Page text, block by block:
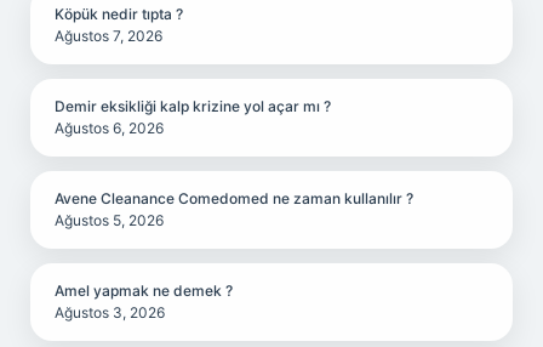
Köpük nedir tıpta ?
Ağustos 7, 2026
Demir eksikliği kalp krizine yol açar mı ?
Ağustos 6, 2026
Avene Cleanance Comedomed ne zaman kullanılır ?
Ağustos 5, 2026
Amel yapmak ne demek ?
Ağustos 3, 2026